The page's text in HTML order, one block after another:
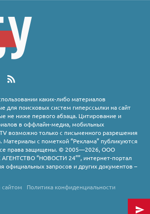
каких-либо материалов
для поисковых систем гиперссылки на сайт
не ниже первого абзаца. Цитирование и
в оффлайн-медиа, мобильных
возможно только с письменного разрешения
Материалы с пометкой “Реклама” публикуются
права защищены. © 2005—2026, ООО
“НОВОСТИ 24””, интернет-портал
официальных запросов и других документов –
сайтом
Политика конфиденциальности